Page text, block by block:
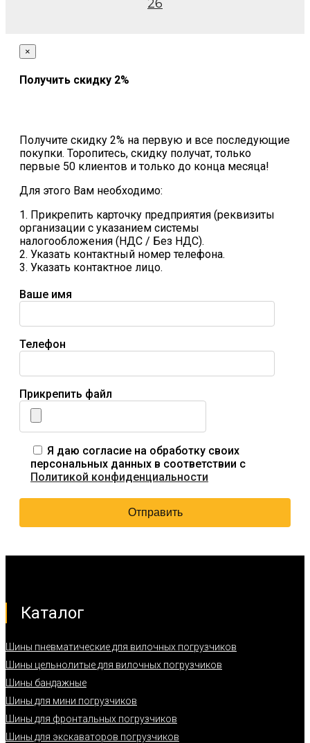
26
×
Получить скидку 2%
Получите скидку 2% на первую и все последующие
покупки. Торопитесь, скидку получат, только
первые 50 клиентов и только до конца месяца!
Для этого Вам необходимо:
1. Прикрепить карточку предприятия (реквизиты
организации с указанием системы
налогообложения (НДС / Без НДС).
2. Указать контактный номер телефона.
3. Указать контактное лицо.
Ваше имя
Телефон
Прикрепить файл
Я даю согласие на обработку своих
персональных данных в соответствии с
Политикой конфиденциальности
Каталог
Шины пневматические для вилочных погрузчиков
Шины цельнолитые для вилочных погрузчиков
Шины бандажные
Шины для мини погрузчиков
Шины для фронтальных погрузчиков
Шины для экскаваторов погрузчиков